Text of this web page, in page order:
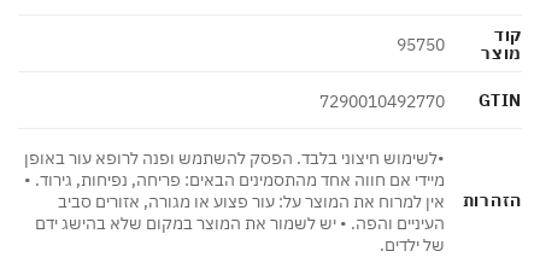
95750
7290010492770
•לשימוש חיצוני בלבד. הפסק להשתמש ופנה לרופא עור באופן
מיידי אם חווה אחד מהתסמינים הבאים: פריחה, נפיחות, גירוד. •
אין למרוח את המוצר על: עור פצוע או מגורה, אזורים סביב
העיניים והפה. • יש לשמור את המוצר במקום שלא בהישג ידם
של ילדים.